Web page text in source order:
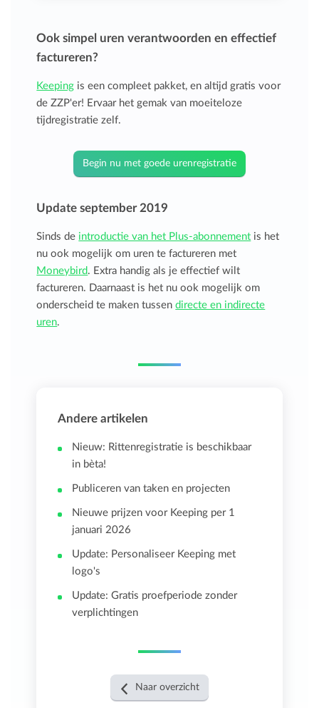
Ook simpel uren verantwoorden en effectief
factureren?
Keeping is een compleet pakket, en altijd gratis voor
de ZZP'er! Ervaar het gemak van moeiteloze
tijdregistratie zelf.
Begin nu met goede urenregistratie
Update september 2019
Sinds de introductie van het Plus-abonnement is het
nu ook mogelijk om uren te factureren met
Moneybird. Extra handig als je effectief wilt
factureren. Daarnaast is het nu ook mogelijk om
onderscheid te maken tussendirecte en indirecte
uren.
Andere artikelen
Nieuw: Rittenregistratie is beschikbaar
in bèta!
Publiceren van taken en projecten
Nieuwe prijzen voor Keeping per 1
januari 2026
Update: Personaliseer Keeping met
logo's
Update: Gratis proefperiode zonder
verplichtingen
Naar overzicht